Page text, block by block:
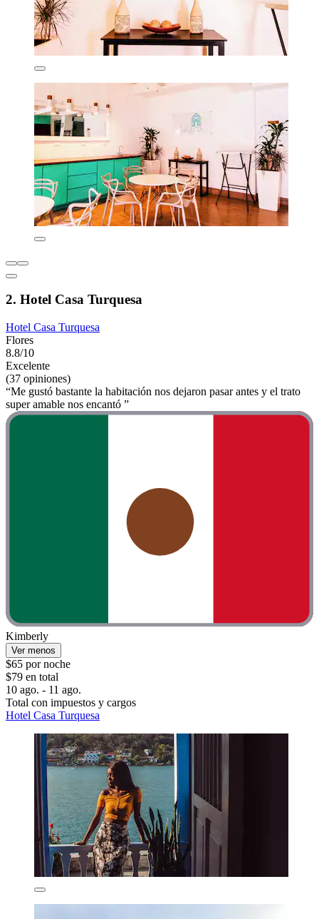
2. Hotel Casa Turquesa
Hotel Casa Turquesa
Flores
8.8/10
Excelente
(37 opiniones)
“Me gustó bastante la habitación nos dejaron pasar antes y el trato
super amable nos encantó ”
Kimberly
Ver menos
$65 por noche
$79 en total
10 ago. - 11 ago.
Total con impuestos y cargos
Hotel Casa Turquesa